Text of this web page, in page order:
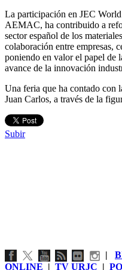
La participación en JEC
AEMAC, ha contribuido a
sector español de los
colaboración entre empresas,
poniendo en valor el papel de
avance de la innovación
Una feria que ha contado con
Juan Carlos, a través de la
Subir
|
ONLINE | TV URJC |